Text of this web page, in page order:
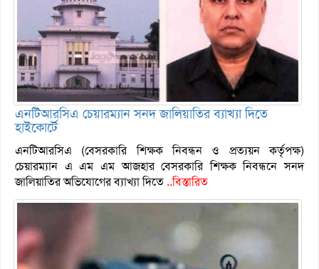
এনটিআরসিএ চেয়ারম্যান সনদ জালিয়াতির ব্যাখ্যা দিতে
হাইকোর্টে
এনটিআরসিএ (বেসরকারি শিক্ষক নিবন্ধন ও প্রত্যয়ন কর্তৃপক্ষ)
চেয়ারম্যান এ এম এম আজহার বেসরকারি শিক্ষক নিবন্ধনে সনদ
জালিয়াতির অভিযোগের ব্যাখ্যা দিতে ..বিস্তারিত